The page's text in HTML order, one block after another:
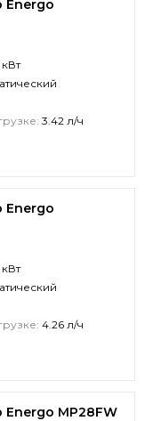
Energo
кВт
3.42 л/ч
Energo
кВт
4.26 л/ч
MP28FW